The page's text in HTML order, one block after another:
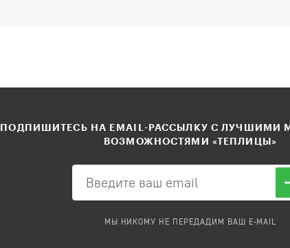
ПОДПИШИТЕСЬ НА EMAIL-РАССЫЛКУ С ЛУЧШИМИ
ВОЗМОЖНОСТЯМИ «ТЕПЛИЦЫ»
МЫ НИКОМУ НЕ ПЕРЕДАДИМ ВАШ E-MAIL